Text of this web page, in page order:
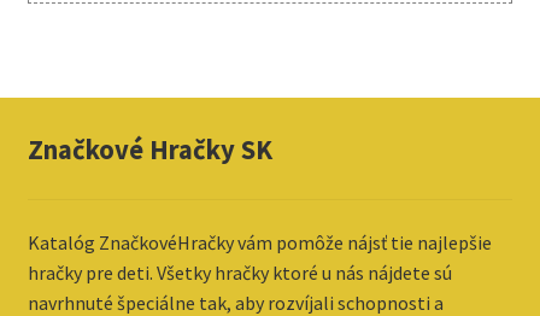
Značkové Hračky SK
Katalóg ZnačkovéHračky vám pomôže nájsť tie najlepšie
hračky pre deti. Všetky hračky ktoré u nás nájdete sú
navrhnuté špeciálne tak, aby rozvíjali schopnosti a